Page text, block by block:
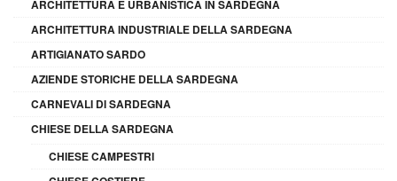
ARCHITETTURA E URBANISTICA IN SARDEGNA
ARCHITETTURA INDUSTRIALE DELLA SARDEGNA
ARTIGIANATO SARDO
AZIENDE STORICHE DELLA SARDEGNA
CARNEVALI DI SARDEGNA
CHIESE DELLA SARDEGNA
CHIESE CAMPESTRI